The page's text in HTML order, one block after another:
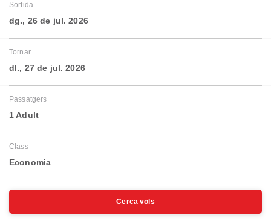
Sortida
dg., 26 de jul. 2026
Tornar
dl., 27 de jul. 2026
Passatgers
1 Adult
Class
Economia
Cerca vols